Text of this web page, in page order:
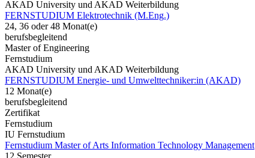
AKAD University und AKAD Weiterbildung
FERNSTUDIUM Elektrotechnik (M.Eng.)
24, 36 oder 48 Monat(e)
berufsbegleitend
Master of Engineering
Fernstudium
AKAD University und AKAD Weiterbildung
FERNSTUDIUM Energie- und Umwelttechniker:in (AKAD)
12 Monat(e)
berufsbegleitend
Zertifikat
Fernstudium
IU Fernstudium
Fernstudium Master of Arts Information Technology Management